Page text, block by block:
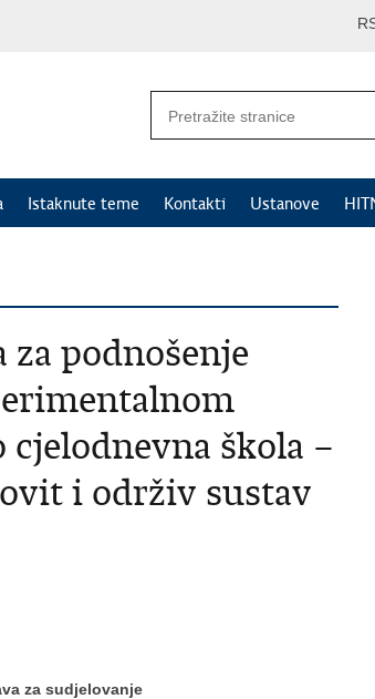
Istaknute teme Kontakti Ustanove
podnošenje
škola –
i održiv sustav
za sudjelovanje